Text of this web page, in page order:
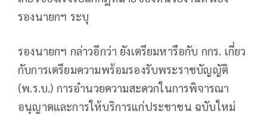
รองนายกฯ ระบุ
รองนายกฯ กล่าวอีกว่า ยังเตรียมหารือกับ กกร. เกี่ยว
กับการเตรียมความพร้อมรองรับพระราชบัญญัติ
(พ.ร.บ.) การอำนวยความสะดวกในการพิจารณา
อนุญาตและการให้บริการแก่ประชาชน ฉบับใหม่